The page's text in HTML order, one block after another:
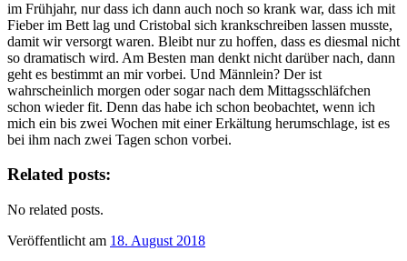
im Frühjahr, nur dass ich dann auch noch so krank war, dass ich mit
Fieber im Bett lag und Cristobal sich krankschreiben lassen musste,
damit wir versorgt waren. Bleibt nur zu hoffen, dass es diesmal nicht
so dramatisch wird. Am Besten man denkt nicht darüber nach, dann
geht es bestimmt an mir vorbei. Und Männlein? Der ist
wahrscheinlich morgen oder sogar nach dem Mittagsschläfchen
schon wieder fit. Denn das habe ich schon beobachtet, wenn ich
mich ein bis zwei Wochen mit einer Erkältung herumschlage, ist es
bei ihm nach zwei Tagen schon vorbei.
Related posts:
No related posts.
Veröffentlicht am 18. August 2018